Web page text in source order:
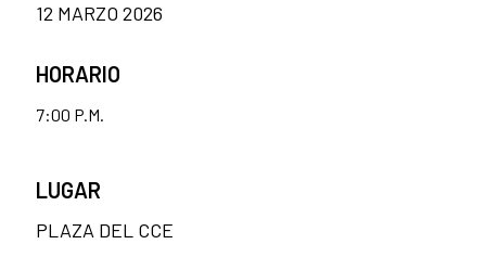
12 MARZO 2026
HORARIO
7:00 P.M.
LUGAR
PLAZA DEL CCE